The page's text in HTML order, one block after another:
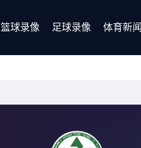
篮球录像 足球录像 体育新闻